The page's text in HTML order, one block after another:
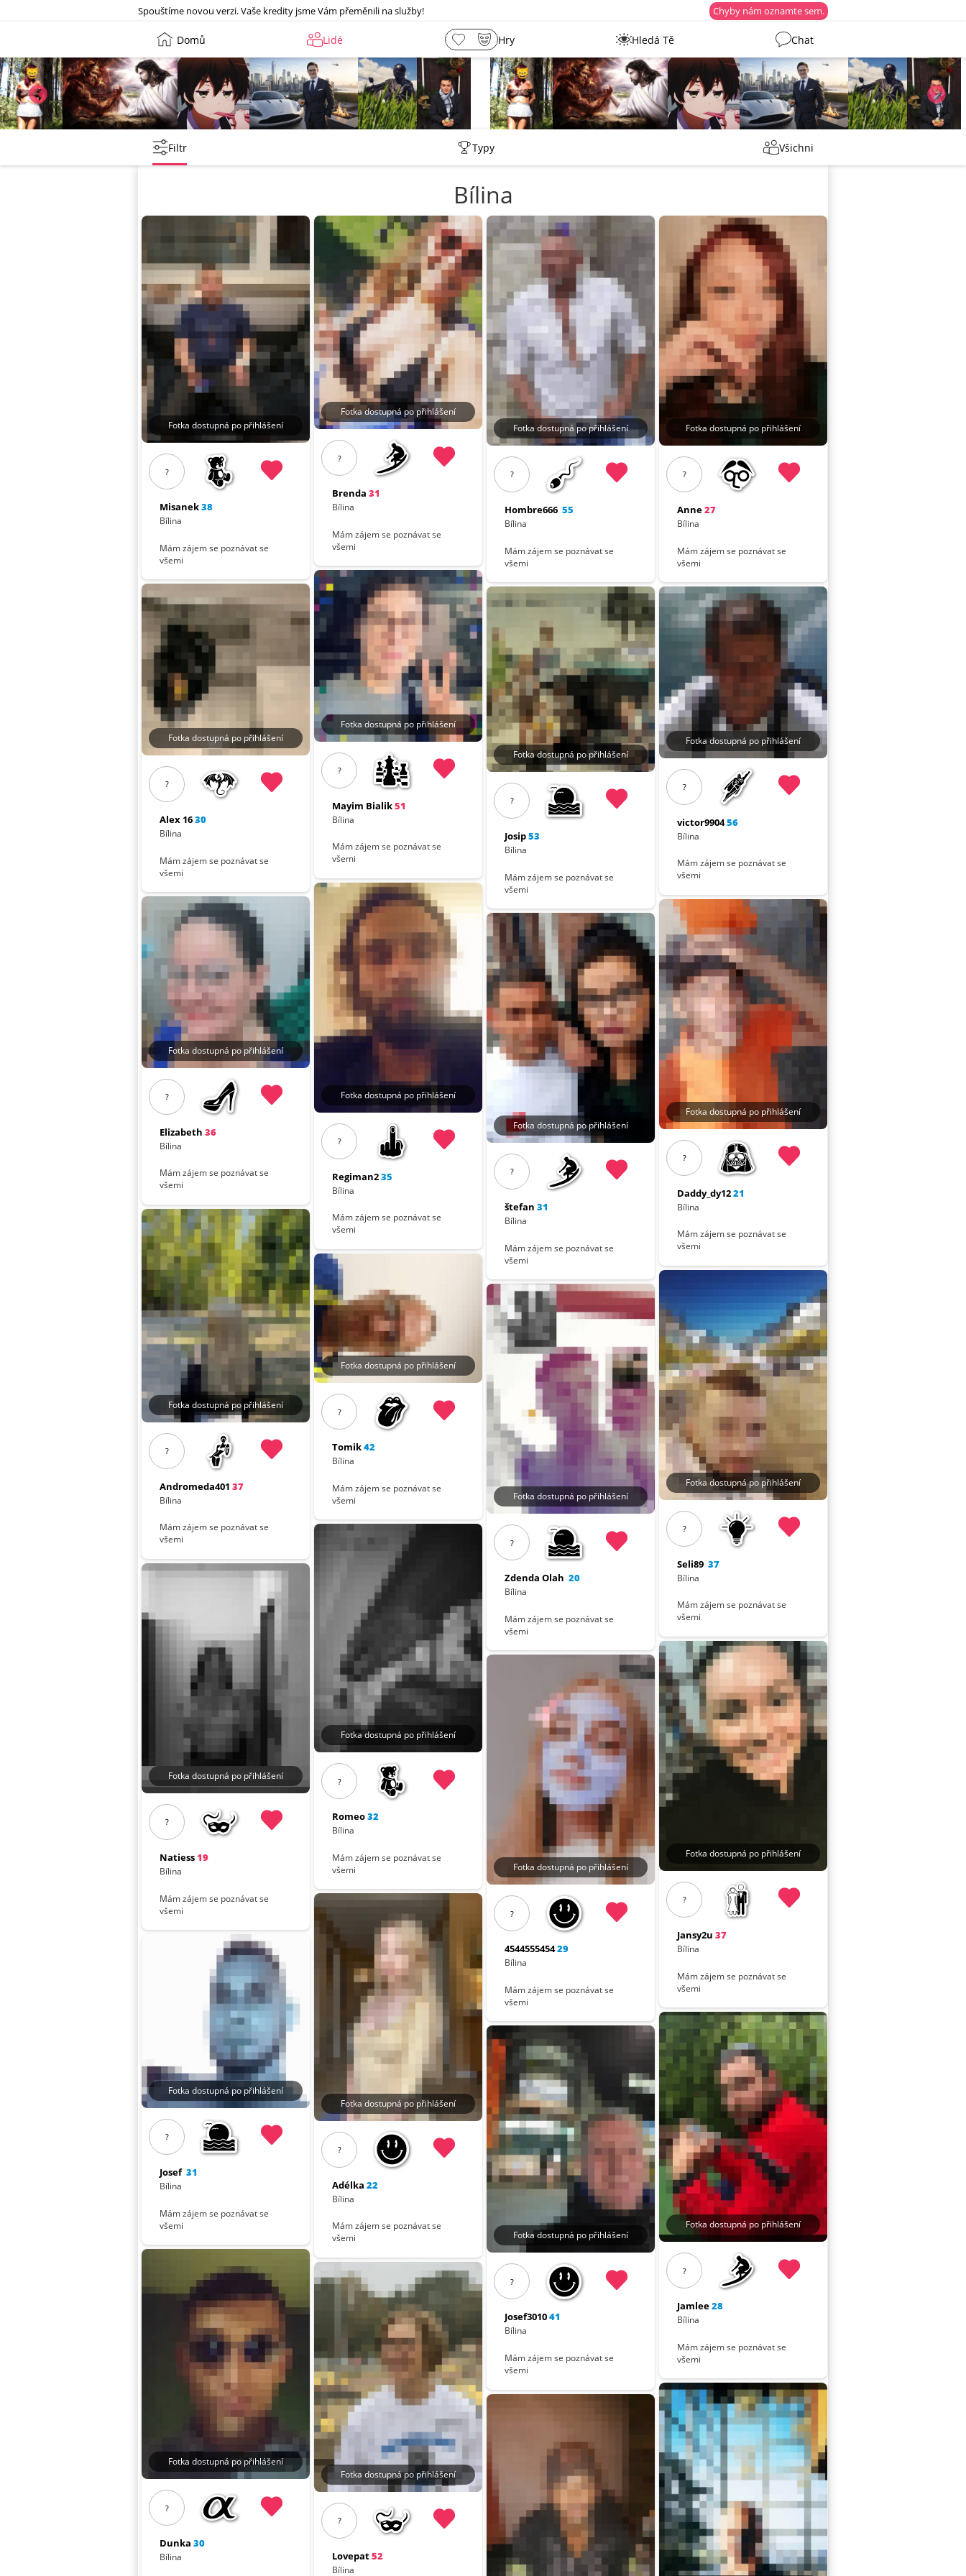
Spouštíme novou verzi. Vaše kredity jsme Vám přeměnili na služby! Chyby nám oznamte sem.
Domů Lidé Hry Hledá Tě Chat
Tentakovy
Filtr Typy Všichni
Bílina
Fotka dostupná po přihlášení
?
Misanek38
Bílina
Mám zájem se poznávat se
všemi
Fotka dostupná po přihlášení
?
Alex 1630
Bílina
Mám zájem se poznávat se
všemi
Fotka dostupná po přihlášení
?
Elizabeth 36
Bílina
Mám zájem se poznávat se
všemi
Fotka dostupná po přihlášení
?
Andromeda401 37
Bílina
Mám zájem se poznávat se
všemi
Fotka dostupná po přihlášení
?
Natiess19
Bílina
Mám zájem se poznávat se
všemi
Fotka dostupná po přihlášení
?
Josef 31
Bílina
Mám zájem se poznávat se
všemi
Fotka dostupná po přihlášení
?
Dunka 30
Bílina
Fotka dostupná po přihlášení
?
Brenda 31
Bílina
Mám zájem se poznávat se
všemi
Fotka dostupná po přihlášení
?
Mayim Bialik51
Bílina
Mám zájem se poznávat se
všemi
Fotka dostupná po přihlášení
?
Regiman235
Bílina
Mám zájem se poznávat se
všemi
Fotka dostupná po přihlášení
?
Tomik42
Bílina
Mám zájem se poznávat se
všemi
Fotka dostupná po přihlášení
?
Romeo32
Bílina
Mám zájem se poznávat se
všemi
Fotka dostupná po přihlášení
?
Adélka 22
Bílina
Mám zájem se poznávat se
všemi
Fotka dostupná po přihlášení
?
Lovepat52
Bílina
Fotka dostupná po přihlášení
?
Hombre666 55
Bílina
Mám zájem se poznávat se
všemi
Fotka dostupná po přihlášení
?
Josip53
Bílina
Mám zájem se poznávat se
všemi
Fotka dostupná po přihlášení
?
štefan 31
Bílina
Mám zájem se poznávat se
všemi
Fotka dostupná po přihlášení
?
Zdenda Olah 20
Bílina
Mám zájem se poznávat se
všemi
Fotka dostupná po přihlášení
?
454455545429
Bílina
Mám zájem se poznávat se
všemi
Fotka dostupná po přihlášení
?
Josef301041
Bílina
Mám zájem se poznávat se
všemi
Fotka dostupná po přihlášení
?
Anne27
Bílina
Mám zájem se poznávat se
všemi
Fotka dostupná po přihlášení
?
victor990456
Bílina
Mám zájem se poznávat se
všemi
Fotka dostupná po přihlášení
?
Daddy_dy1221
Bílina
Mám zájem se poznávat se
všemi
Fotka dostupná po přihlášení
?
Seli89 37
Bílina
Mám zájem se poznávat se
všemi
Fotka dostupná po přihlášení
?
Jansy2u 37
Bílina
Mám zájem se poznávat se
všemi
Fotka dostupná po přihlášení
?
Jamlee28
Bílina
Mám zájem se poznávat se
všemi